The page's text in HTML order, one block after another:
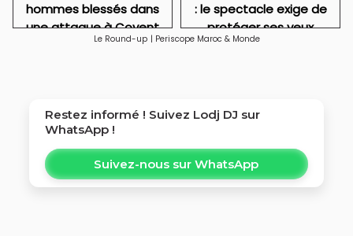
hommes blessés dans
une attaque à Covent
Garden
: le spectacle exige de
protéger ses yeux
Le Round-up | Periscope Maroc & Monde
Restez informé ! Suivez Lodj DJ sur
WhatsApp !
Suivez-nous sur WhatsApp